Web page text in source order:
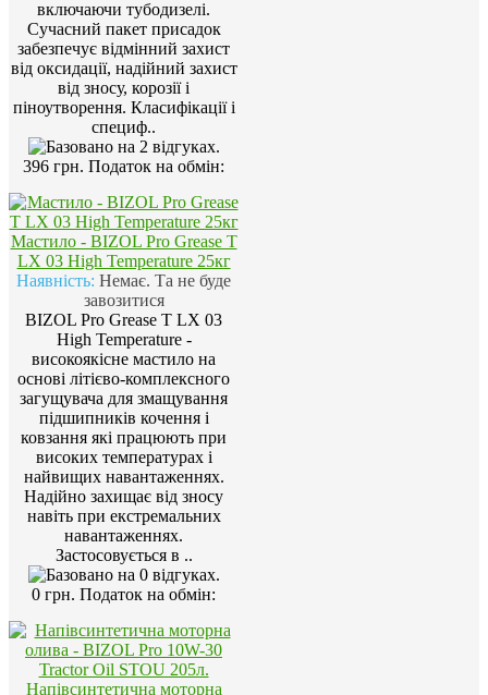
включаючи тубодизелі.
Сучасний пакет присадок
забезпечує відмінний захист
від оксидації, надійний захист
від зносу, корозії і
піноутворення. Класифікації і
специф..
396 грн. Податок на обмін:
Мастило - BIZOL Pro Grease T
LX 03 High Temperature 25кг
Наявність: Немає. Та не буде
завозитися
BIZOL Pro Grease T LX 03
High Temperature -
високоякісне мастило на
основі літієво-комплексного
загущувача для змащування
підшипників кочення і
ковзання які працюють при
високих температурах і
найвищих навантаженнях.
Надійно захищає від зносу
навіть при екстремальних
навантаженнях.
Застосовується в ..
0 грн. Податок на обмін:
Напівсинтетична моторна